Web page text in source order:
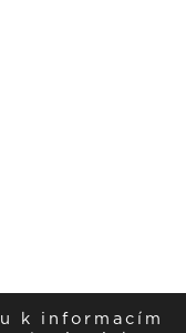
k informacím